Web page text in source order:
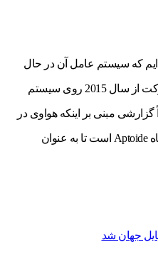
که سیستم عامل آن در حال
توسعه باشد، اما باید گفت که این شرکت از سال 2015 روی سیستم
مبنی بر اینکه هواوی در
حال حاضر در حال مذاکره با فروشگاه Aptoide است تا به عنوان
جهان شد